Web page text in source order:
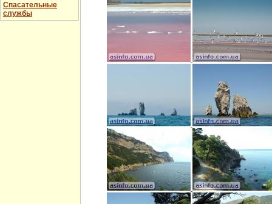
Спасательные
службы